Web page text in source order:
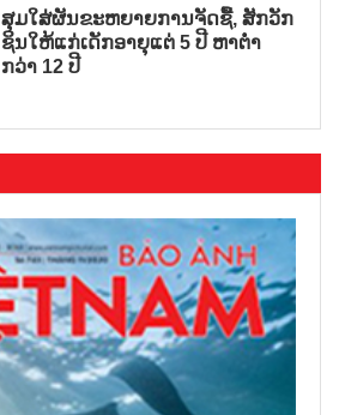
ສຸມໃສ່ຜັນຂະຫຍາຍການຈັດຊື້, ສັກວັກ
ຊິນໃຫ້ແກ່ເດັກອາຍຸແຕ່ 5 ປີ ຫາຕ່ຳ
ກວ່າ 12 ປີ